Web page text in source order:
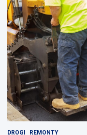
DROGI REMONTY